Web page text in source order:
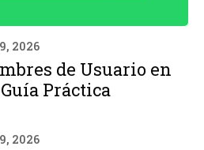
2026
de Usuario en
Práctica
2026